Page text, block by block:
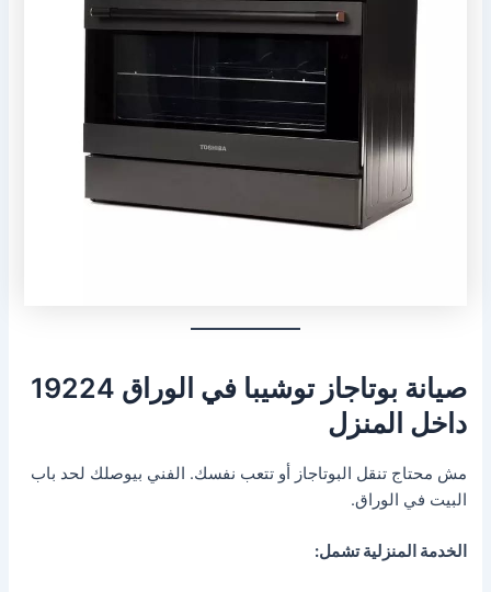
صيانة بوتاجاز توشيبا في الوراق 19224
داخل المنزل
مش محتاج تنقل البوتاجاز أو تتعب نفسك. الفني بيوصلك لحد باب
البيت في الوراق.
الخدمة المنزلية تشمل: